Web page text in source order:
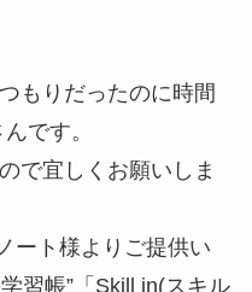
もりだったのに時間
です。
で宜しくお願いしま
ート様よりご提供い
習帳”「Skill in(スキル